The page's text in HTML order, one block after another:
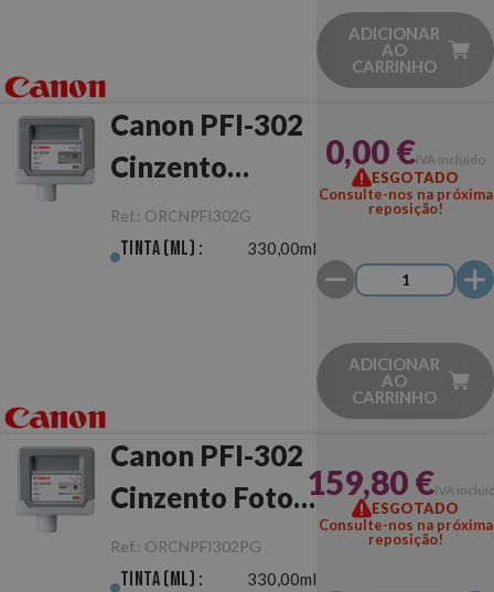
ADICIONAR
AO
CARRINHO
Canon PFI-302
Cinzento
Original
Ref.: ORCNPFI302G
Tinta (ml) : 330,00ml
0,00 €IVA incluído
ESGOTADO
Consulte-nos na próxima
reposição!
ADICIONAR
AO
CARRINHO
Canon PFI-302
Cinzento Foto
Original
Ref.: ORCNPFI302PG
Tinta (ml) : 330,00ml
159,80 €IVA
ESGOTADO
Consulte-nos na próxima
reposição!